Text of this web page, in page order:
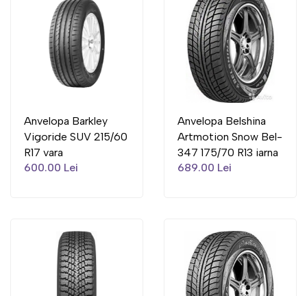
Anvelopa Barkley
Vigoride SUV 215/60
R17 vara
600.00 Lei
Anvelopa Belshina
Artmotion Snow Bel-
347 175/70 R13 iarna
689.00 Lei